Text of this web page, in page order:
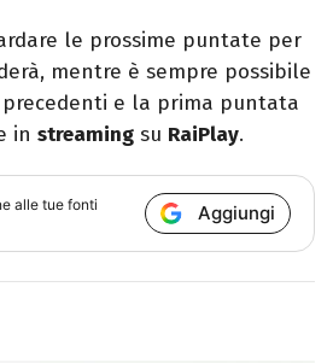
le prossime puntate per
mentre è sempre possibile
e la prima puntata
in streaming su RaiPlay.
alle tue fonti
Aggiungi